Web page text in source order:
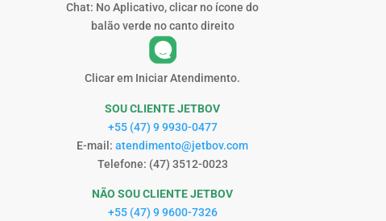
Chat: No Aplicativo, clicar no ícone do
balão verde no canto direito
Clicar em Iniciar Atendimento.
SOU CLIENTE JETBOV
+55 (47) 9 9930-0477
E-mail:atendimento@jetbov.com
Telefone: (47) 3512-0023
NÃO SOU CLIENTE JETBOV
+55 (47) 9 9600-7326